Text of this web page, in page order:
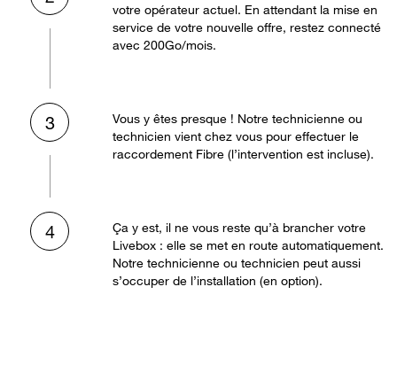
votre opérateur actuel. En attendant la mise en
service de votre nouvelle offre, restez connecté
avec 200Go/mois.
3
Vous y êtes presque ! Notre technicienne ou
technicien vient chez vous pour effectuer le
raccordement Fibre (l’intervention est incluse).
4
Ça y est, il ne vous reste qu’à brancher votre
Livebox : elle se met en route automatiquement.
Notre technicienne ou technicien peut aussi
s’occuper de l’installation (en option).